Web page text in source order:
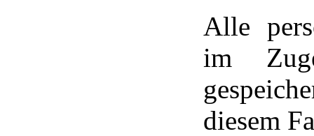
Alle
im
diesem